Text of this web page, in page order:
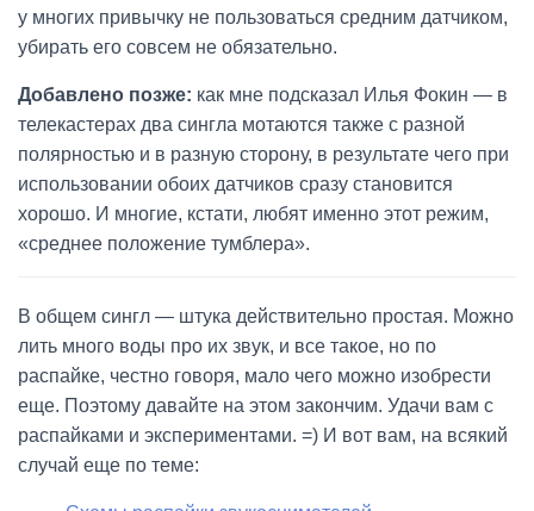
у многих привычку не пользоваться средним датчиком,
убирать его совсем не обязательно.
Добавлено позже: как мне подсказал Илья Фокин — в
телекастерах два сингла мотаются также с разной
полярностью и в разную сторону, в результате чего при
использовании обоих датчиков сразу становится
хорошо. И многие, кстати, любят именно этот режим,
«среднее положение тумблера».
В общем сингл — штука действительно простая. Можно
лить много воды про их звук, и все такое, но по
распайке, честно говоря, мало чего можно изобрести
еще. Поэтому давайте на этом закончим. Удачи вам с
распайками и экспериментами. =) И вот вам, на всякий
случай еще по теме: